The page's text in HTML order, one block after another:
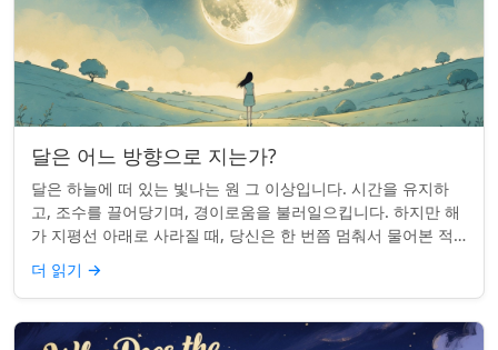
달은 어느 방향으로 지는가?
달은 하늘에 떠 있는 빛나는 원 그 이상입니다. 시간을 유지하
고, 조수를 끌어당기며, 경이로움을 불러일으킵니다. 하지만 해
가 지평선 아래로 사라질 때, 당신은 한 번쯤 멈춰서 물어본 적
이 있나요: 그곳은 어디일까? ...
더 읽기 →